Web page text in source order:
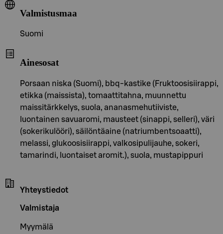
Valmistusmaa
Suomi
Ainesosat
Porsaan niska (Suomi), bbq-kastike (Fruktoosisiirappi,
etikka (maissista), tomaattitahna, muunnettu
maissitärkkelys, suola, ananasmehutiiviste,
luontainen savuaromi, mausteet (sinappi, selleri), väri
(sokerikulööri), säilöntäaine (natriumbentsoaatti),
melassi, glukoosisiirappi, valkosipulijauhe, sokeri,
tamarindi, luontaiset aromit.), suola, mustapippuri
Yhteystiedot
Valmistaja
Myymälä